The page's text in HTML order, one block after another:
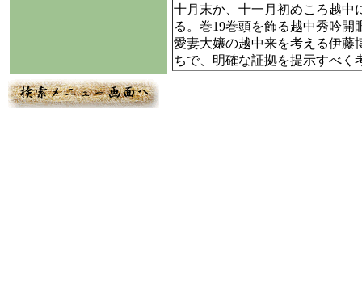
十月末か、十一月初めころ越中
る。巻19巻頭を飾る越中秀吟開
愛妻大嬢の越中来を考える伊藤
ちで、明確な証拠を提示すべく